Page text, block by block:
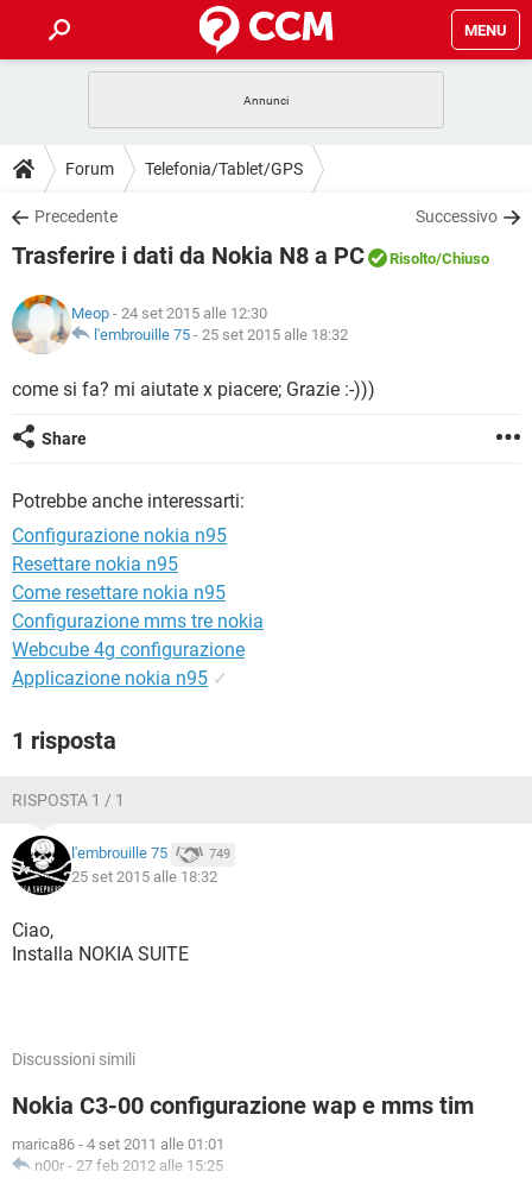
MENU
INTRATTENIMENTO ANDROID
iOS
INSTAGRAM WHATSAPP
TIKTOK
HARDWARE
GUIDE
COVID-19 GAMING
INSTAGRAM
TIKTOK
HARDWARE
DOWNLOAD
COVID-19 GAMING
INTRATTENIMENTO
iOS WINDOWS 10
INSTAGRAM WHATSAPP
COVID-19
INTRATTENIMENTO
iOS WINDOWS 10
INSTAGRAM
GLOSSARIO
COVID-19 GAMING
INSTAGRAM
TIKTOK
Forum Telefonia/Tablet/GPS
Precedente Successivo
Trasferire i dati da Nokia N8 a PC Risolto/Chiuso
Meop - 24 set 2015 alle 12:30
l'embrouille 75 - 25 set 2015 alle 18:32
come si fa? mi aiutate x piacere; Grazie :-)))
Share
Potrebbe anche interessarti:
Configurazione nokia n95
Resettare nokia n95
Come resettare nokia n95
Configurazione mms tre nokia
Webcube 4g configurazione
Applicazione nokia n95 ✓
1 risposta
RISPOSTA 1 / 1
l'embrouille 75 749
25 set 2015 alle 18:32
Ciao,
Installa NOKIA SUITE
Discussioni simili
Nokia C3-00 configurazione wap e mms tim
marica86 - 4 set 2011 alle 01:01
n00r - 27 feb 2012 alle 15:25